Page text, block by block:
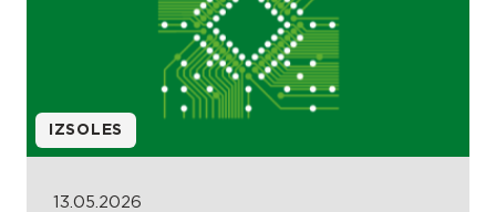
IZSOLES
13.05.2026